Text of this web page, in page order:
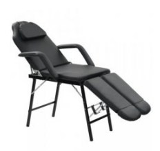
Boeken
Piercing
Tattoo verwijdering laser
KOOPJES